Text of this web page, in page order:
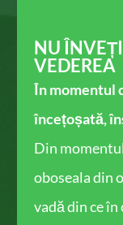
NU
VEDEREA
În momentul
încețoșată,
Din
oboseala din
vadă din ce